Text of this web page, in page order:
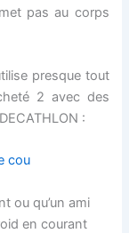
pas au corps
presque tout
2 avec des
:
cou
ou qu’un ami
en courant